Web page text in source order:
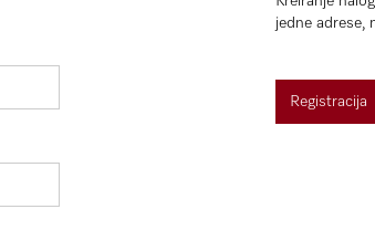
jedne adrese,
Registracija